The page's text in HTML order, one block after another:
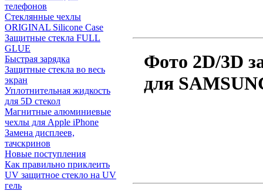
телефонов
Стеклянные чехлы
ORIGINAL Silicone Case
Защитные стекла FULL
GLUE
Быстрая зарядка
Защитные стекла во весь
экран
Уплотнительная жидкость
для 5D стекол
Магнитные алюминиевые
чехлы для Apple iPhone
Замена дисплеев,
тачскринов
Новые поступления
Как правильно приклеить
UV защитное стекло на UV
гель
Фото 2D/3D
для